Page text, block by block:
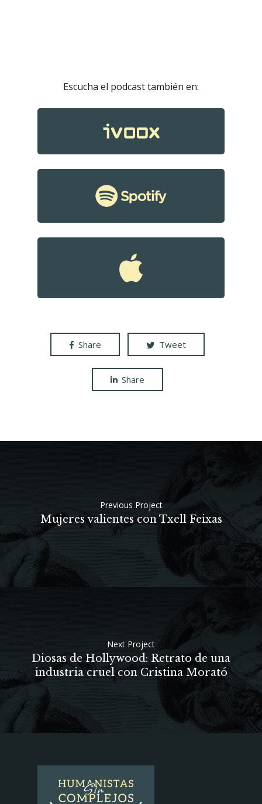
Escucha el podcast también en:
Share Tweet
Share
Previous Project
Mujeres valientes con Txell Feixas
Next Project
Diosas de Hollywood: Retrato de una
industria cruel con Cristina Morató
Podcast